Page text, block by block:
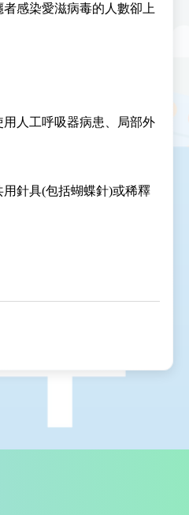
感染愛滋病毒的人數卻上
人工呼吸器病患、局部外
針具(包括蝴蝶針)或稀釋